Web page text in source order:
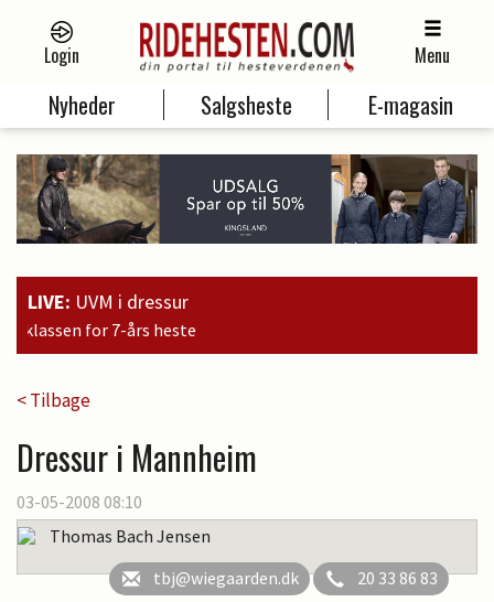
Login Menu
Nyheder Salgsheste E-magasin
LIVE: UVM i dressur
< Tilbage
Dressur i Mannheim
03-05-2008 08:10
Thomas Bach Jensen
tbj@wiegaarden.dk
20 33 86 83